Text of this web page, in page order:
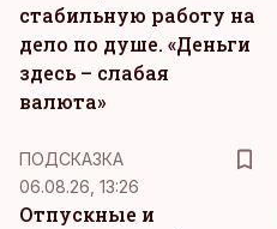
стабильную работу на
дело по душе. «Деньги
здесь – слабая
валюта»
ПОДСКАЗКА
06.08.26, 13:26
Отпускные и